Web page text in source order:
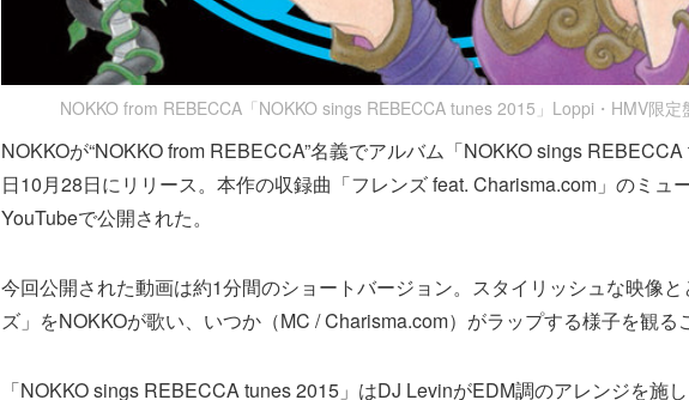
NOKKO from REBECCA「NOKKO sings REBECCA tunes 2015」Loppi・HMV限定
NOKKOが“NOKKO from REBECCA”名義でアルバム「NOKKO sings
日10月28日にリリース。本作の収録曲「フレンズ feat. Charisma.com」のミュ
YouTubeで公開された。
今回公開された動画は約1分間のショートバージョン。スタイリッシュな映像
ズ」をNOKKOが歌い、いつか（MC / Charisma.com）がラップする様子を観る
「NOKKO sings REBECCA tunes 2015」はDJ LevinがEDM調のアレンジを施